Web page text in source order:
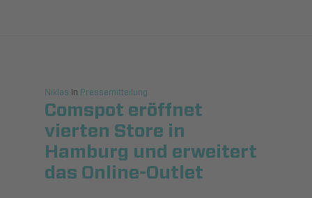
Niklas In Pressemitteilung
Comspot eröffnet
vierten Store in
Hamburg und erweitert
das Online-Outlet